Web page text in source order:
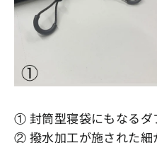
① 封筒型寝袋にもなるダ
② 撥水加工が施された細